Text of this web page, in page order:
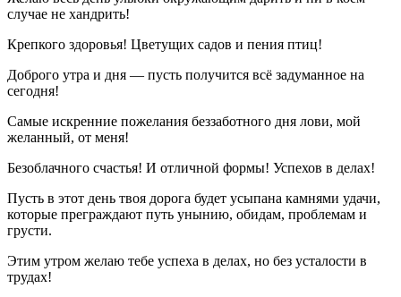
случае не хандрить!
Крепкого здоровья! Цветущих садов и пения птиц!
Доброго утра и дня — пусть получится всё задуманное на
сегодня!
Самые искренние пожелания беззаботного дня лови, мой
желанный, от меня!
Безоблачного счастья! И отличной формы! Успехов в делах!
Пусть в этот день твоя дорога будет усыпана камнями удачи,
которые преграждают путь унынию, обидам, проблемам и
грусти.
Этим утром желаю тебе успеха в делах, но без усталости в
трудах!